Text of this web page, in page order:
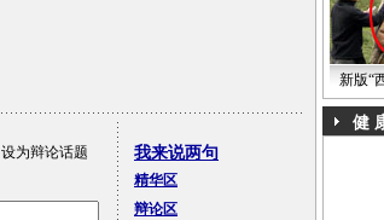
设为辩论话题
我来说两句
精华区
辩论区
新版“
健